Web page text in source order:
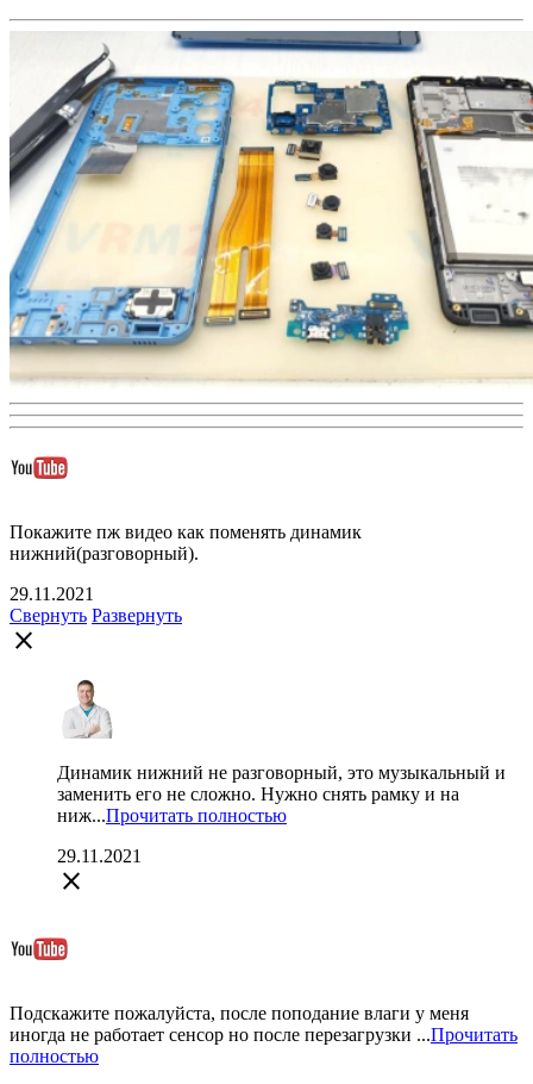
Покажите пж видео как поменять динамик
нижний(разговорный).
29.11.2021
Свернуть Развернуть
close
Динамик нижний не разговорный, это музыкальный и
заменить его не сложно. Нужно снять рамку и на
ниж...Прочитать полностью
29.11.2021
close
Подскажите пожалуйста, после поподание влаги у меня
иногда не работает сенсор но после перезагрузки ...Прочитать
полностью